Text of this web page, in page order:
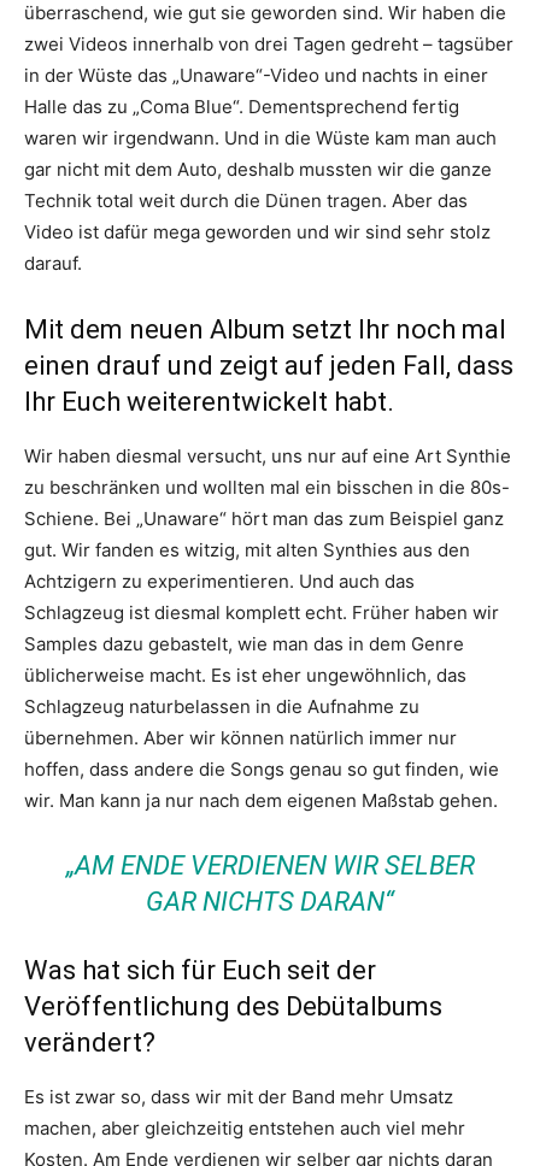
überraschend, wie gut sie geworden sind. Wir haben die
zwei Videos innerhalb von drei Tagen gedreht – tagsüber
in der Wüste das „Unaware“-Video und nachts in einer
Halle das zu „Coma Blue“. Dementsprechend fertig
waren wir irgendwann. Und in die Wüste kam man auch
gar nicht mit dem Auto, deshalb mussten wir die ganze
Technik total weit durch die Dünen tragen. Aber das
Video ist dafür mega geworden und wir sind sehr stolz
darauf.
Mit dem neuen Album setzt Ihr noch mal
einen drauf und zeigt auf jeden Fall, dass
Ihr Euch weiterentwickelt habt.
Wir haben diesmal versucht, uns nur auf eine Art Synthie
zu beschränken und wollten mal ein bisschen in die 80s-
Schiene. Bei „Unaware“ hört man das zum Beispiel ganz
gut. Wir fanden es witzig, mit alten Synthies aus den
Achtzigern zu experimentieren. Und auch das
Schlagzeug ist diesmal komplett echt. Früher haben wir
Samples dazu gebastelt, wie man das in dem Genre
üblicherweise macht. Es ist eher ungewöhnlich, das
Schlagzeug naturbelassen in die Aufnahme zu
übernehmen. Aber wir können natürlich immer nur
hoffen, dass andere die Songs genau so gut finden, wie
wir. Man kann ja nur nach dem eigenen Maßstab gehen.
„AM ENDE VERDIENEN WIR SELBER
GAR NICHTS DARAN“
Was hat sich für Euch seit der
Veröffentlichung des Debütalbums
verändert?
Es ist zwar so, dass wir mit der Band mehr Umsatz
machen, aber gleichzeitig entstehen auch viel mehr
Kosten. Am Ende verdienen wir selber gar nichts daran